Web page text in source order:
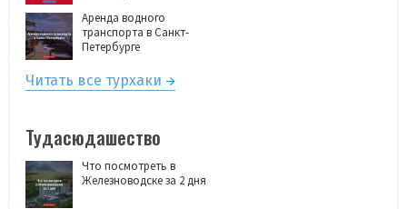
Аренда водного
транспорта в Санкт-
Петербурге
Читать все турхаки
Тудасюдашество
Что посмотреть в
Железноводске за 2 дня